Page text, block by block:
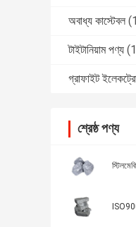
অবাধ্য কাস্টেবল
টাইটানিয়াম পণ্য
গ্রাফাইট
শ্রেষ্ঠ পণ্য